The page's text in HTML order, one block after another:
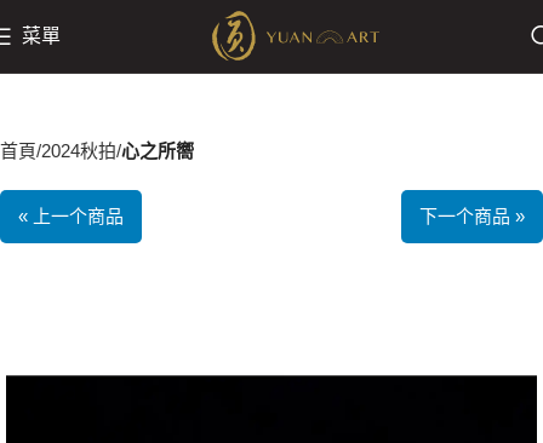
菜單
首頁 2024秋拍 心之所嚮
« 上一个商品 下一个商品 »